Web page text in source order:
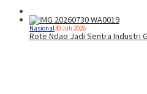
Nasional30 Juli 2026
Rote Ndao Jadi Sentra Industri